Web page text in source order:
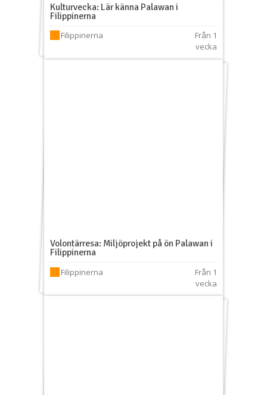
Kulturvecka: Lär känna Palawan i
Filippinerna
Filippinerna
Från 1
vecka
Volontärresa: Miljöprojekt på ön Palawan i
Filippinerna
Filippinerna
Från 1
vecka